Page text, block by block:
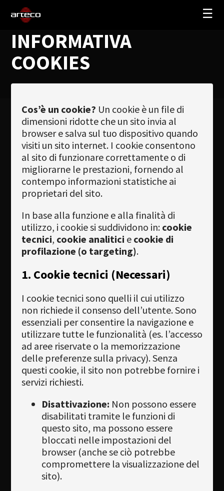
☰
My Arteco
acquistare
Newsletter
Download
Lingua
SOLUZIONI
AZIENDA
TRAINING
PARTNERS
NEWS
SUPPORTO
INFORMATIVA
COOKIES
Cos’è un cookie? Un cookie è un file di
dimensioni ridotte che un sito invia al
browser e salva sul tuo dispositivo quando
visiti un sito internet. I cookie consentono
al sito di funzionare correttamente o di
migliorarne le prestazioni, fornendo al
contempo informazioni statistiche ai
proprietari del sito.
In base alla funzione e alla finalità di
utilizzo, i cookie si suddividono in: cookie
tecnici, cookie analitici e cookie di
profilazione (o targeting).
1. Cookie tecnici (Necessari)
I cookie tecnici sono quelli il cui utilizzo
non richiede il consenso dell’utente. Sono
essenziali per consentire la navigazione e
utilizzare tutte le funzionalità (es. l’accesso
ad aree riservate o la memorizzazione
delle preferenze sulla privacy). Senza
questi cookie, il sito non potrebbe fornire i
servizi richiesti.
Disattivazione: Non possono essere
disabilitati tramite le funzioni di
questo sito, ma possono essere
bloccati nelle impostazioni del
browser (anche se ciò potrebbe
compromettere la visualizzazione del
sito).